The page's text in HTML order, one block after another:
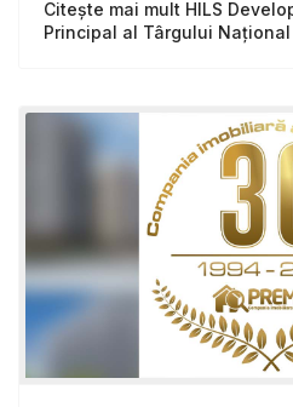
Citește mai mult HILS
Principal al Târgului